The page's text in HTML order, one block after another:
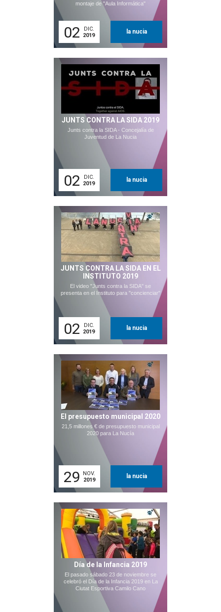
montaje de "Aula Informática"
02
DIC.
2019
la nucia
JUNTS CONTRA LA SIDA 2019
Junts contra la SIDA - Concejalía de
Juventud de La Nucia
02
DIC.
2019
la nucia
JUNTS CONTRA LA SIDA EN EL
INSTITUTO 2019
El video "Junts contra la SIDA" se
presenta en el Instituto para "concienciar"
02
DIC.
2019
la nucia
El presupuesto municipal 2020
21,5 millones € de presupuesto municipal
2020 para La Nucía
29
NOV.
2019
la nucia
Día de la Infancia 2019
El pasado sábado 23 de noviembre se
celebró el Día de la Infancia 2019 en La
Ciutat Esportiva Camilo Cano